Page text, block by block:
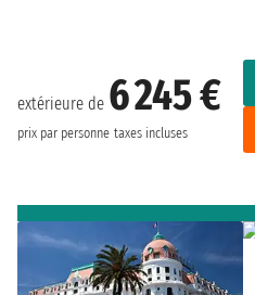
extérieure de 6 245 €
prix par personne taxes incluses